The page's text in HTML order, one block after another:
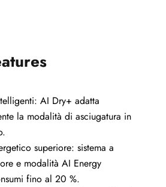
AI Dry+ adatta
la modalità di asciugatura in
superiore: sistema a
e modalità AI Energy
fino al 20 %.